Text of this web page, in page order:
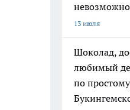
невозможно
13 июля
Шоколад,
любимый
по